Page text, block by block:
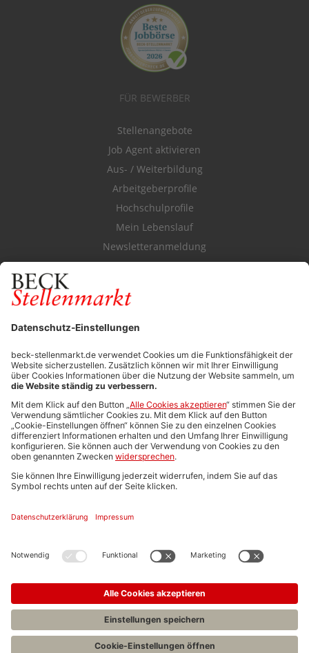
FÜR BEWERBER
Stellenangebote
Job Agent aktivieren
Aus- / Weiterbildung
Arbeitgeberprofile
Hochschulprofile
Mein Lebenslauf
Newsletteranmeldung
Durchsuchen Sie den Stellenkatalog
FÜR ARBEITGEBER
Stellenmarktpreise
Anzeigen-AGB
Media-Daten
Newsletteranmeldung
Produktübersicht
ALLGEMEIN
FAQs
Impressum
Stellenangebote C.H.BECK